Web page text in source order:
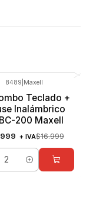
8489 Maxell
Teclado +
Inalámbrico
200 Maxell
+ IVA$16.999